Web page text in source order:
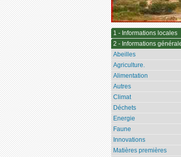
1 - Informations locales
2 - Informations
Abeilles
Agriculture.
Alimentation
Autres
Climat
Déchets
Energie
Faune
Innovations
Matières premières